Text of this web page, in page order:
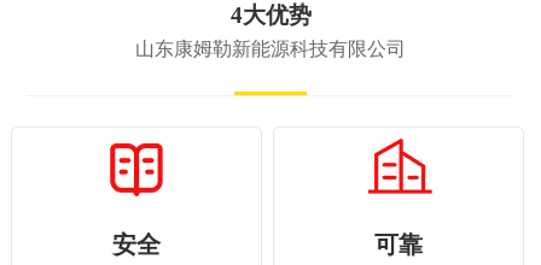
4大优势
山东康姆勒新能源科技有限公司
安全 可靠